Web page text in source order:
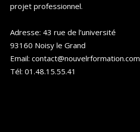
projet professionnel.
Adresse: 43 rue de l’université
93160 Noisy le Grand
Email: contact@nouvelrformation.com
Tél: 01.48.15.55.41